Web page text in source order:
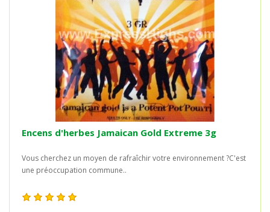
Encens d'herbes Jamaican Gold Extreme 3g
Vous cherchez un moyen de rafraîchir votre environnement ?C'est
une préoccupation commune..